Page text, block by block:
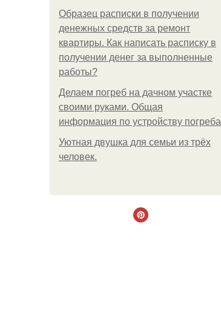
Образец расписки в получении
денежных средств за ремонт
квартиры. Как написать расписку в
получении денег за выполненные
работы?
Делаем погреб на дачном участке
своими руками. Общая
информация по устройству погреба
Уютная двушка для семьи из трёх
человек.